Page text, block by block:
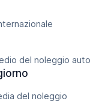
del noleggio auto
del noleggio